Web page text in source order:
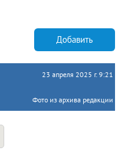
Добавить
23 апреля 2025 г. 9:21
Фото из архива редакции